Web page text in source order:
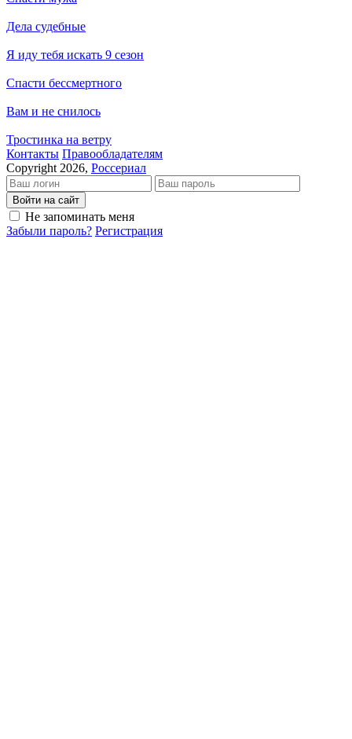
Дела судебные
Я иду тебя искать 9 сезон
Спасти бессмертного
Вам и не снилось
Тростинка на ветру
Кон­так­ты Пра­во­об­ла­да­те­лям
Copyright 2026, Россериал
Войти на сайт
Не запоминать меня
Забыли пароль? Регистрация